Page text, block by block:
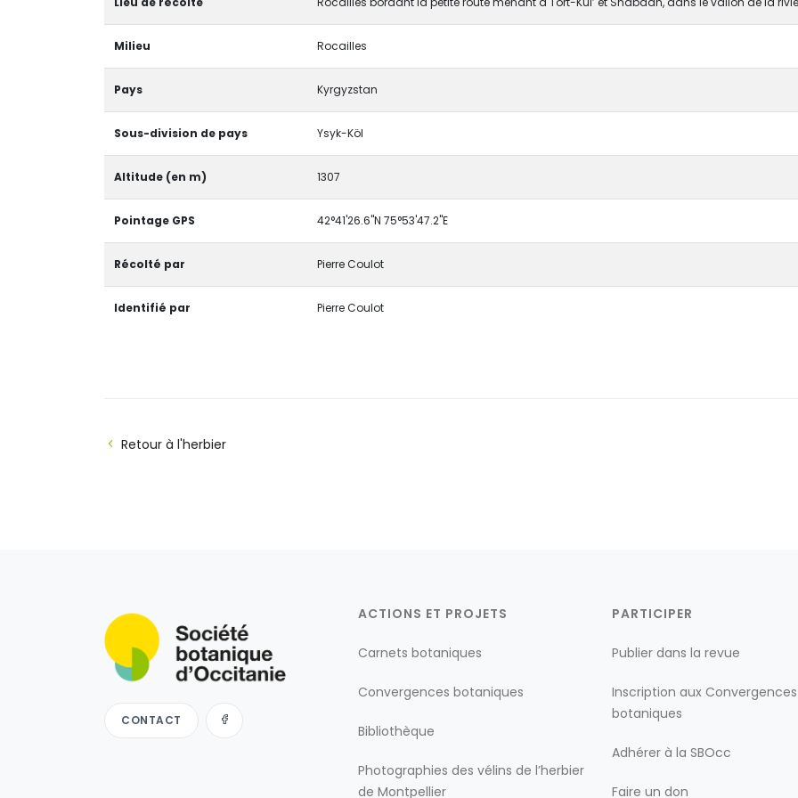
Milieu Rocailles
Pays Kyrgyzstan
Sous-division de pays Ysyk-Köl
Altitude (en m) 1307
Pointage GPS 42°41'26.6"N 75°53'47.2"E
Récolté par Pierre Coulot
Identifié par Pierre Coulot
Retour à l'herbier
CONTACT
ACTIONS ET PROJETS
Carnets botaniques
Convergences botaniques
Bibliothèque
Photographies des vélins de l’herbier
de Montpellier
PARTICIPER
Publier dans la revue
Inscription aux Convergences
botaniques
Adhérer à la SBOcc
Faire un don